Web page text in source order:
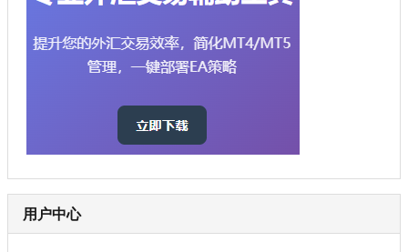
用户中心